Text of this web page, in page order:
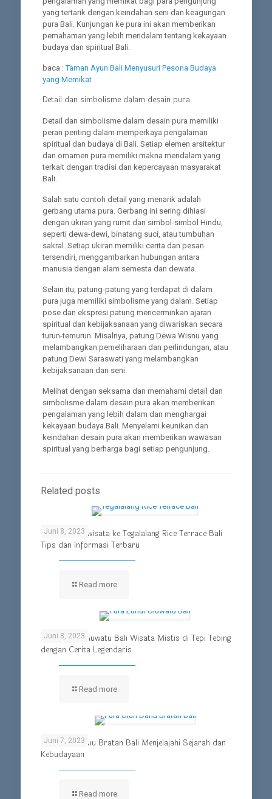
yang tertarik dengan keindahan seni dan keagungan
pura Bali. Kunjungan ke pura ini akan memberikan
pemahaman yang lebih mendalam tentang kekayaan
budaya dan spiritual Bali.
baca :Taman Ayun Bali Menyusuri Pesona Budaya
yang Memikat
Detail dan simbolisme dalam desain pura
Detail dan simbolisme dalam desain pura memiliki
peran penting dalam memperkaya pengalaman
spiritual dan budaya di Bali. Setiap elemen arsitektur
dan ornamen pura memiliki makna mendalam yang
terkait dengan tradisi dan kepercayaan masyarakat
Bali.
Salah satu contoh detail yang menarik adalah
gerbang utama pura. Gerbang ini sering dihiasi
dengan ukiran yang rumit dan simbol-simbol Hindu,
seperti dewa-dewi, binatang suci, atau tumbuhan
sakral. Setiap ukiran memiliki cerita dan pesan
tersendiri, menggambarkan hubungan antara
manusia dengan alam semesta dan dewata.
Selain itu, patung-patung yang terdapat di dalam
pura juga memiliki simbolisme yang dalam. Setiap
pose dan ekspresi patung mencerminkan ajaran
spiritual dan kebijaksanaan yang diwariskan secara
turun-temurun. Misalnya, patung Dewa Wisnu yang
melambangkan pemeliharaan dan perlindungan, atau
patung Dewi Saraswati yang melambangkan
kebijaksanaan dan seni.
Melihat dengan seksama dan memahami detail dan
simbolisme dalam desain pura akan memberikan
pengalaman yang lebih dalam dan menghargai
kekayaan budaya Bali. Menyelami keunikan dan
keindahan desain pura akan memberikan wawasan
spiritual yang berharga bagi setiap pengunjung.
Related posts
Juni 8, 2023
Panduan Berwisata ke Tegalalang Rice Terrace Bali
Tips dan Informasi Terbaru
Read more
Juni 8, 2023
Pura Luhur Uluwatu Bali Wisata Mistis di Tepi Tebing
dengan Cerita Legendaris
Read more
Juni 7, 2023
Pura Ulun Danu Bratan Bali Menjelajahi Sejarah dan
Kebudayaan
Read more